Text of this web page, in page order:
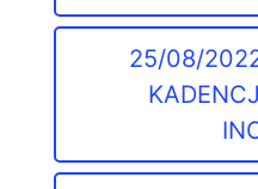
25/08/